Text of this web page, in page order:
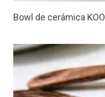
Bowl de cerámica KOO